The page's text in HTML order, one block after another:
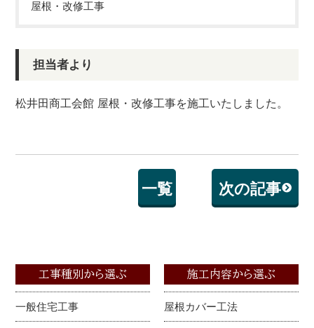
屋根・改修工事
担当者より
松井田商工会館 屋根・改修工事を施工いたしました。
一覧 次の記事
工事種別から選ぶ
一般住宅工事
施工内容から選ぶ
屋根カバー工法